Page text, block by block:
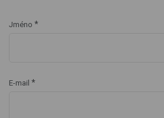
Jméno *
E-mail *